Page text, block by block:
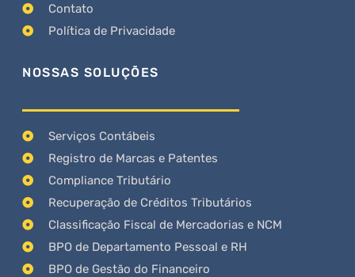
Contato
Política de Privacidade
NOSSAS SOLUÇÕES
Serviços Contábeis
Registro de Marcas e Patentes
Compliance Tributário
Recuperação de Créditos Tributários
Classificação Fiscal de Mercadorias e NCM
BPO de Departamento Pessoal e RH
BPO de Gestão do Financeiro